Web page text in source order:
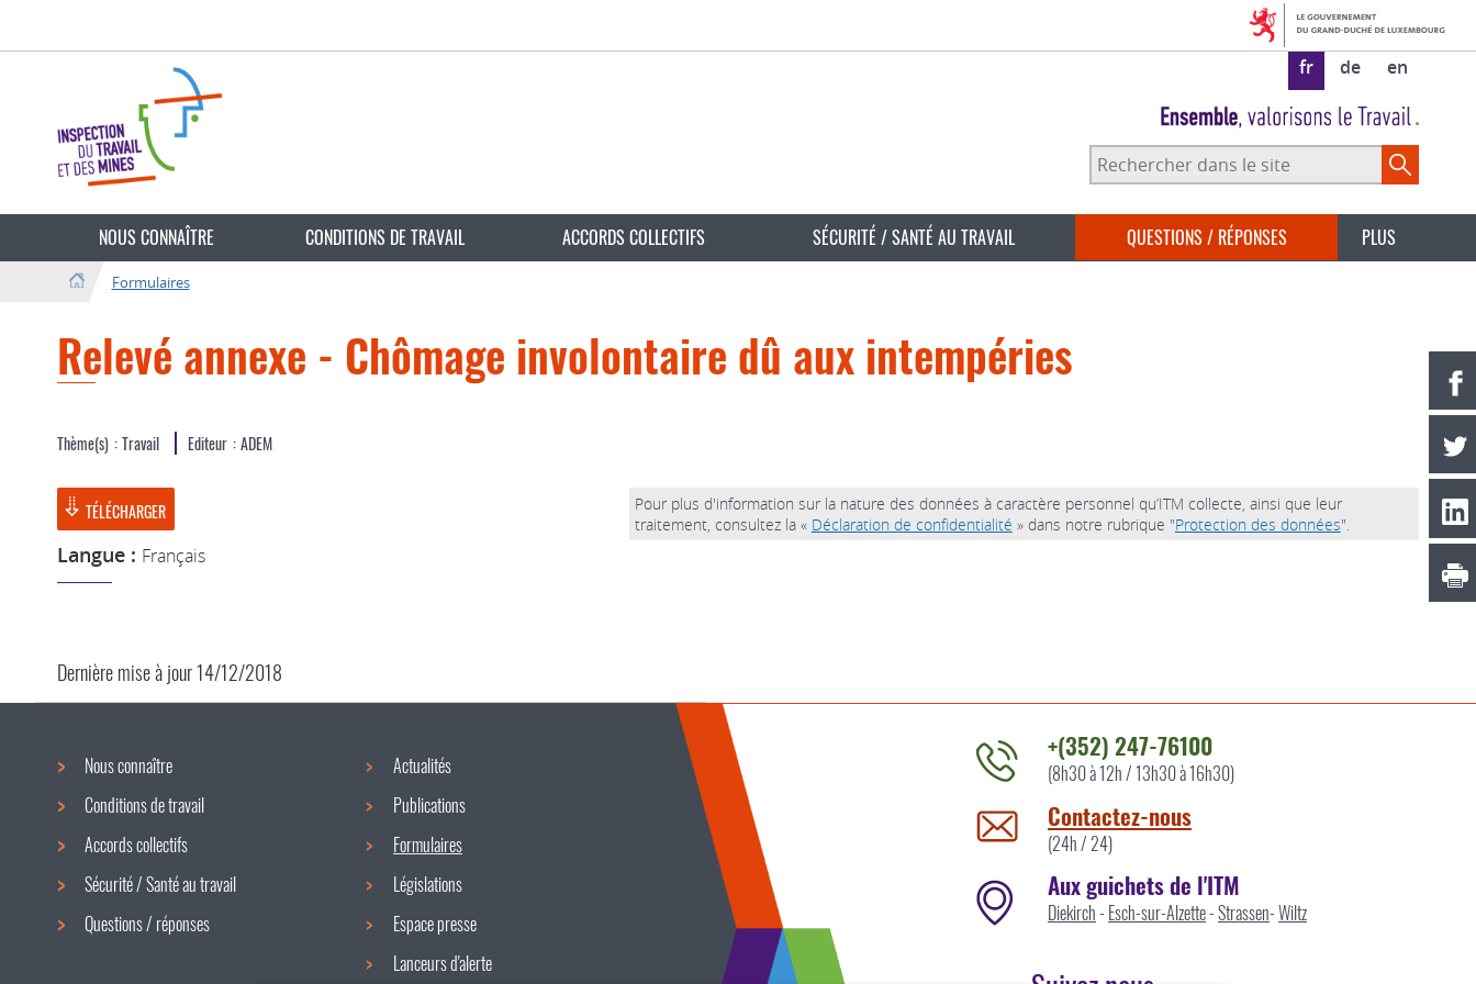
langue
fr de en
Rechercher
dans
NOUS CONNAÎTRE CONDITIONS DE TRAVAIL ACCORDS COLLECTIFS SÉCURITÉ / SANTÉ AU TRAVAIL QUESTIONS / RÉPONSES PLUS
Formulaires
Relevé annexe - Chômage involontaire dû aux intempéries
Thème(s) Travail Editeur ADEM
Langue : Français
TÉLÉCHARGER
Pour plus d'information sur la nature des données à caractère personnel qu’ITM collecte, ainsi que leur
traitement, consultez la « Déclaration de confidentialité » dans notre rubrique "Protection des données".
Dernière mise à jour14/12/2018
Menu
de
navigation
Nous connaître
Conditions de travail
Accords collectifs
Sécurité / Santé au travail
Questions / réponses
Actualités
Publications
Formulaires
Législations
Espace presse
Lanceurs d'alerte
Contacter
l'ITM
par
+(352) 247-76100
(8h30 à 12h / 13h30 à 16h30)
Contactez-nous
(24h / 24)
Aux guichets de l'ITM
Diekirch- Esch-sur-Alzette-Strassen-Wiltz